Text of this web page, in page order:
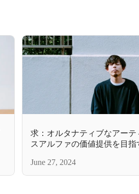
求：オルタナティブなアーテ
スアルファの価値提供を目
June 27, 2024